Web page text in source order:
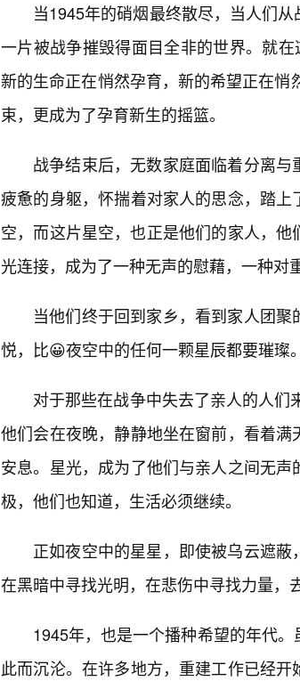
当1945年的硝烟最终散尽，当人们
一片被战争摧毁得面目全非的世界。就在
新的生命正在悄然孕育，新的希望正在
束，更成为了孕育新生的摇篮。
战争结束后，无数家庭面临着分离
疲惫的身躯，怀揣着对家人的思念，踏
空，而这片星空，也正是他们的家人，
光连接，成为了一种无声的慰藉，一种对
当他们终于回到家乡，看到家人团
悦，比😀夜空中的任何一颗星辰都要璀璨。
对于那些在战争中失去了亲人的人们
他们会在夜晚，静静地坐在窗前，看着
安息。星光，成为了他们与亲人之间无
极，他们也知道，生活必须继续。
正如夜空中的星星，即使被乌云遮蔽
在黑暗中寻找光明，在悲伤中寻找力量，
1945年，也是一个播种希望的年代
此而沉沦。在许多地方，重建工作已经